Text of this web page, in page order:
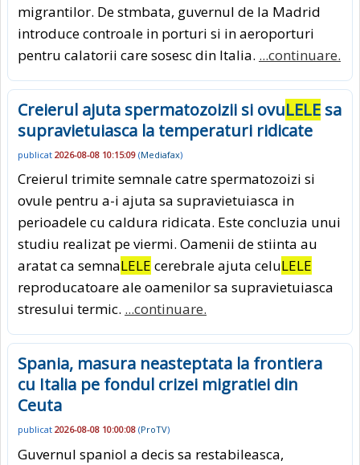
migrantilor. De stmbata, guvernul de la Madrid
introduce controale in porturi si in aeroporturi
pentru calatorii care sosesc din Italia. ...continuare.
Creierul ajuta spermatozoizii si ovuLELE sa
supravietuiasca la temperaturi ridicate
publicat 2026-08-08 10:15:09 (Mediafax)
Creierul trimite semnale catre spermatozoizi si
ovule pentru a-i ajuta sa supravietuiasca in
perioadele cu caldura ridicata. Este concluzia unui
studiu realizat pe viermi. Oamenii de stiinta au
aratat ca semnaLELE cerebrale ajuta celuLELE
reproducatoare ale oamenilor sa supravietuiasca
stresului termic. ...continuare.
Spania, masura neasteptata la frontiera
cu Italia pe fondul crizei migratiei din
Ceuta
publicat 2026-08-08 10:00:08 (ProTV)
Guvernul spaniol a decis sa restabileasca,